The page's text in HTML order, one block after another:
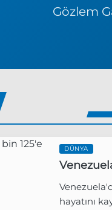
Gözlem
DÜNYA
hayatını